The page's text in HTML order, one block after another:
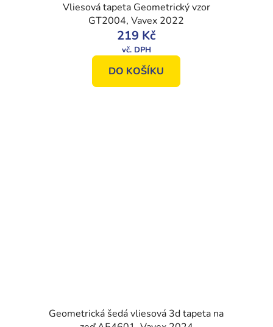
Vliesová tapeta Geometrický vzor
GT2004, Vavex 2022
219 Kč
DO KOŠÍKU
Geometrická šedá vliesová 3d tapeta na